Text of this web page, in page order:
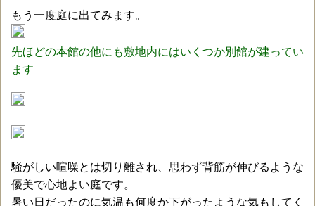
もう一度庭に出てみます。
先ほどの本館の他にも敷地内にはいくつか別館が建ってい
ます
騒がしい喧噪とは切り離され、思わず背筋が伸びるような
優美で心地よい庭です。
暑い日だったのに気温も何度か下がったような気もしてく